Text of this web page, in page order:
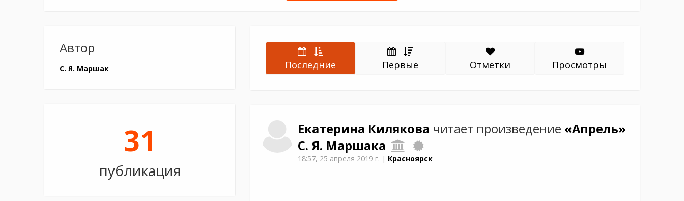
Автор
С. Я. Маршак
31
публикация
Последние Первые Отметки Просмотры
Екатерина Килякова читает произведение «Апрель»
С. Я. Маршака
18:57, 25 апреля 2019 г. | Красноярск